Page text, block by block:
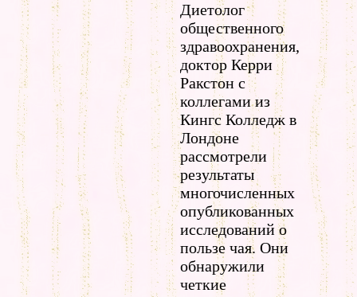
Диетолог
общественного
здравоохранения,
доктор Керри
Ракстон с
коллегами из
Кингс Колледж в
Лондоне
рассмотрели
результаты
многочисленных
опубликованных
исследований о
пользе чая. Они
обнаружили
четкие